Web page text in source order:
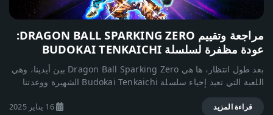
كرافت: لا حدود للإبداع عالم ماين كرافت يتم إنشاؤه عشوائيًا ويتكون
🏜️ الصحراء – أرض قاحلة تحوي معابد وأطلال قديمة. 🏔️ الجبال –
تحتوي على مناظر خلابة وكهوف مليئة بالخامات. 🌊 المحيطات – مليئة
بالشعاب المرجانية وحطام السفن. 🌋 النذر (Nether) – عالم ناري
مليء بالمخاطر والمخلوقات الغريبة. ⚫ الإند (The End) – موطن
التنين النهائي إندر دراغون. أهم العناصر والأدوات في ماين كرافت 🔨
الخشب: أساس معظم الأدوات والبناء. ⛏️ الفأس، المعول، السيف:
مراجعة وتقييم DRAGON BALL SPARKING ZERO:
عودة مظفرة لسلسلة BUDOKAI TENKAICHI
بعد طول انتظار، ها هي Dragon Ball Sparking Zero بين أيدينا، وهي
اللعبة التي تعيد إحياء سلسلة Budokai Tenkaichi الشهيرة ووعدتنا
وأكثر عمقًا، فهل ستلبي هذه اللعبة توقعات عشاق السلسلة وستصبح
قراءة المزيد 16 يناير 2025